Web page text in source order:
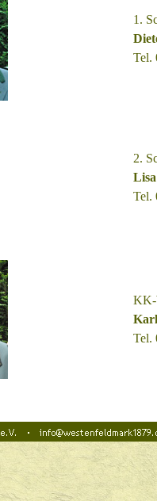
1.
Tel.
2.
Tel.
KK-
Tel.